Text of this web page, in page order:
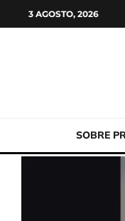
3 AGOSTO, 2026
SOBRE